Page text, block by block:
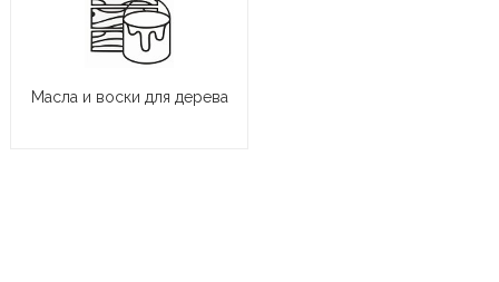
Масла и воски для дерева